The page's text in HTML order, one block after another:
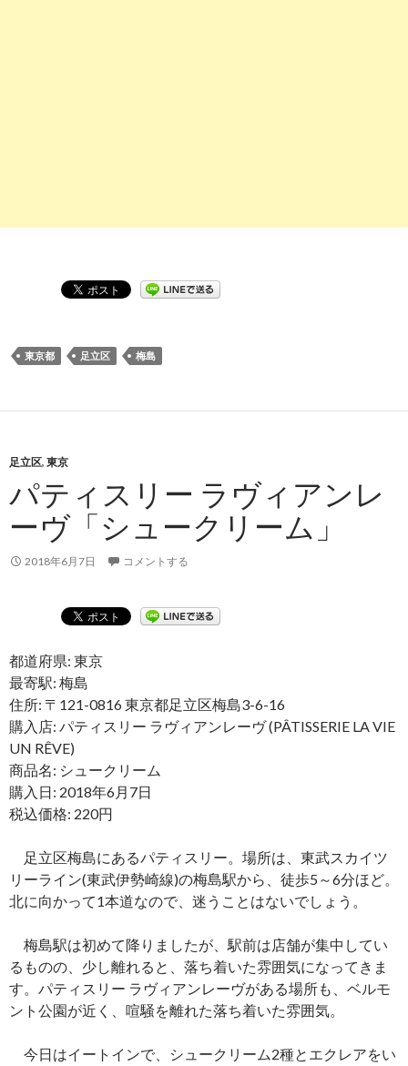
東京都 足立区 梅島
足立区, 東京
パティスリー ラヴィアンレ
ーヴ「シュークリーム」
2018年6月7日 コメントする
都道府県: 東京
最寄駅: 梅島
住所: 〒121-0816 東京都足立区梅島3-6-16
購入店: パティスリー ラヴィアンレーヴ (PÂTISSERIE LA VIE
UN RÊVE)
商品名: シュークリーム
購入日: 2018年6月7日
税込価格: 220円
足立区梅島にあるパティスリー。場所は、東武スカイツ
リーライン(東武伊勢崎線)の梅島駅から、徒歩5～6分ほど。
北に向かって1本道なので、迷うことはないでしょう。
梅島駅は初めて降りましたが、駅前は店舗が集中してい
るものの、少し離れると、落ち着いた雰囲気になってきま
す。パティスリー ラヴィアンレーヴがある場所も、ベルモ
ント公園が近く、喧騒を離れた落ち着いた雰囲気。
今日はイートインで、シュークリーム2種とエクレアをい